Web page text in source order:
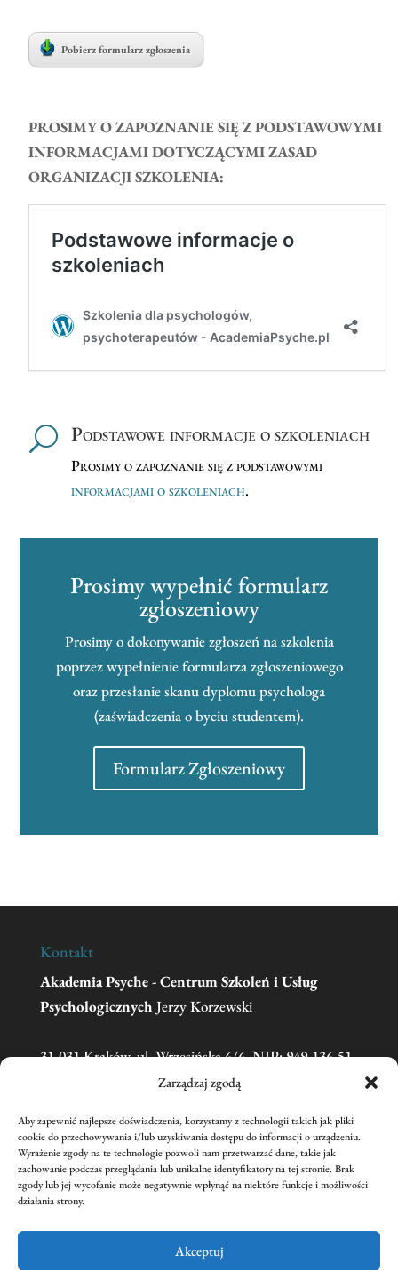
Zarządzaj zgodą
Aby zapewnić najlepsze doświadczenia, korzystamy z technologii takich jak pliki
cookie do przechowywania i/lub uzyskiwania dostępu do informacji o urządzeniu.
Wyrażenie zgody na te technologie pozwoli nam przetwarzać dane, takie jak
zachowanie podczas przeglądania lub unikalne identyfikatory na tej stronie. Brak
zgody lub jej wycofanie może negatywnie wpłynąć na niektóre funkcje i możliwości
działania strony.
Akceptuj
Pobierz formularz zgłoszenia
PROSIMY O ZAPOZNANIE SIĘ Z PODSTAWOWYMI
INFORMACJAMI DOTYCZĄCYMI ZASAD
ORGANIZACJI SZKOLENIA:
U Podstawowe informacje o szkoleniach
Prosimy o zapoznanie się z podstawowymi
informacjami o szkoleniach.
Prosimy wypełnić formularz
zgłoszeniowy
Prosimy o dokonywanie zgłoszeń na szkolenia
poprzez wypełnienie formularza zgłoszeniowego
oraz przesłanie skanu dyplomu psychologa
(zaświadczenia o byciu studentem).
Formularz Zgłoszeniowy
Kontakt
Akademia Psyche - Centrum Szkoleń i Usług
Psychologicznych Jerzy Korzewski
31-031 Kraków, ul. Wrzesińska 6/6, NIP: 949-136-51-
Telefon:606 681 595(w sprawie zgłoszeń na
szkolenia prosimy o kontakt mailowy)
Email:academiapsyche@wp.pl
nr konta:
Jerzy Korzewski